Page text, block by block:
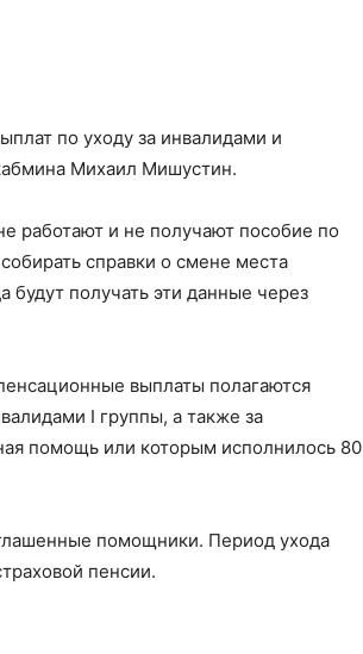
по уходу за инвалидами и
Михаил Мишустин.
работают и не получают пособие по
справки о смене места
получать эти данные через
выплаты полагаются
I группы, а также за
помощь или которым исполнилось 80
помощники. Период ухода
пенсии.